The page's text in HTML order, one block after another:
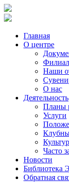
Главная
О центре
Наши
О нас
Деятельность
Планы
Услуги
Часто
Новости
Библиотека
Обратная